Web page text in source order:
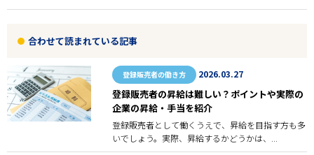
合わせて読まれている記事
登録販売者の働き方 2026.03.27
登録販売者の昇給は難しい？ポイントや実際の
企業の昇給・手当を紹介
登録販売者として働くうえで、昇給を目指す方も多
いでしょう。実際、昇給するかどうかは、...